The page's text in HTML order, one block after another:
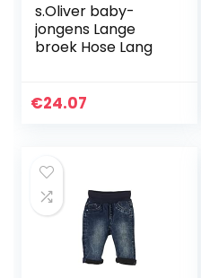
s.Oliver baby-
jongens Lange
broek Hose Lang
€24.07